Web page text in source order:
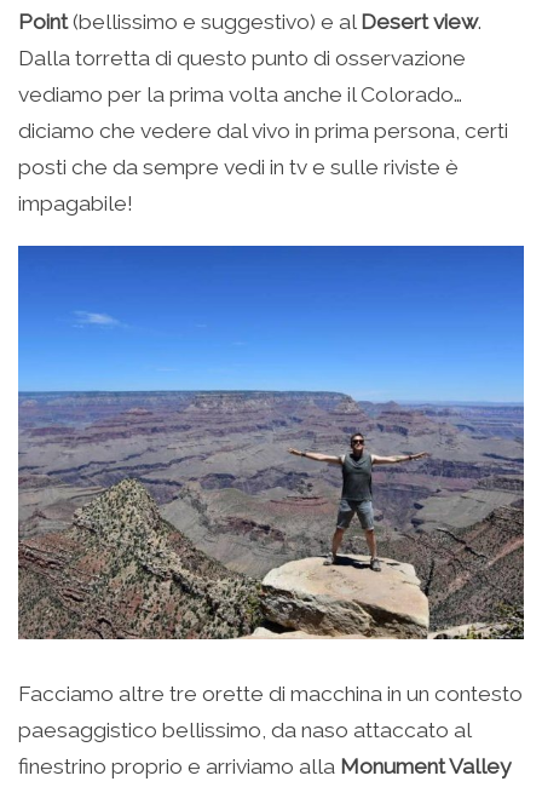
Point(bellissimo e suggestivo) e al Desert view.
Dalla torretta di questo punto di osservazione
vediamo per la prima volta anche il Colorado…
diciamo che vedere dal vivo in prima persona, certi
posti che da sempre vedi in tv e sulle riviste è
impagabile!
Facciamo altre tre orette di macchina in un contesto
paesaggistico bellissimo, da naso attaccato al
finestrino proprio e arriviamo alla Monument Valley